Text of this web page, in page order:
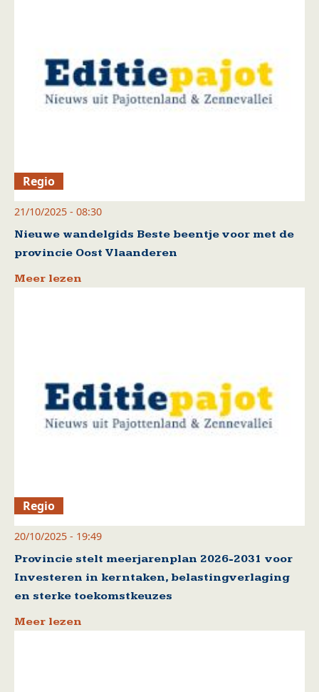
Regio
21/10/2025 - 08:30
Nieuwe wandelgids Beste beentje voor met de
provincie Oost Vlaanderen
Meer lezen
Regio
20/10/2025 - 19:49
Provincie stelt meerjarenplan 2026-2031 voor
Investeren in kerntaken, belastingverlaging
en sterke toekomstkeuzes
Meer lezen